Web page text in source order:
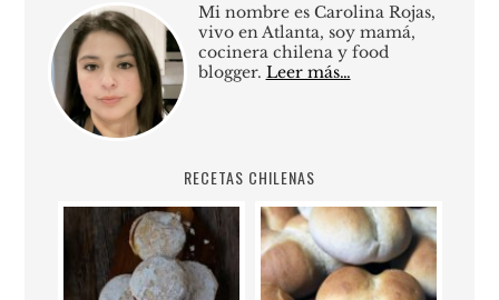
Mi nombre es Carolina Rojas,
vivo en Atlanta, soy mamá,
cocinera chilena y food
blogger. Leer más…
RECETAS CHILENAS